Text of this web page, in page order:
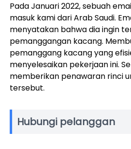
Pada Januari 2022, sebuah
masuk kami dari Arab Saudi.
menyatakan bahwa dia ingin
pemanggangan kacang.
pemanggang kacang yang
menyelesaikan pekerjaan ini.
memberikan penawaran rinci
tersebut.
Hubungi pelanggan